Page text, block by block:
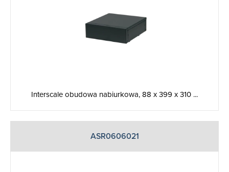
Interscale obudowa nabiurkowa, 88 x 399 x 310 ...
ASR0606021